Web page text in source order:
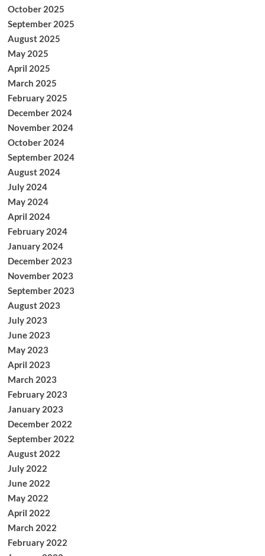
October 2025
September 2025
August 2025
May 2025
April 2025
March 2025
February 2025
December 2024
November 2024
October 2024
September 2024
August 2024
July 2024
May 2024
April 2024
February 2024
January 2024
December 2023
November 2023
September 2023
August 2023
July 2023
June 2023
May 2023
April 2023
March 2023
February 2023
January 2023
December 2022
September 2022
August 2022
July 2022
June 2022
May 2022
April 2022
March 2022
February 2022